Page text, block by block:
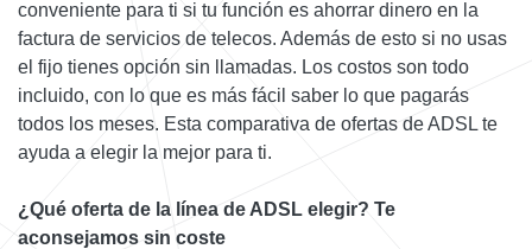
conveniente para ti si tu función es ahorrar dinero en la
factura de servicios de telecos. Además de esto si no usas
el fijo tienes opción sin llamadas. Los costos son todo
incluido, con lo que es más fácil saber lo que pagarás
todos los meses. Esta comparativa de ofertas de ADSL te
ayuda a elegir la mejor para ti.
¿Qué oferta de la línea de ADSL elegir? Te
aconsejamos sin coste